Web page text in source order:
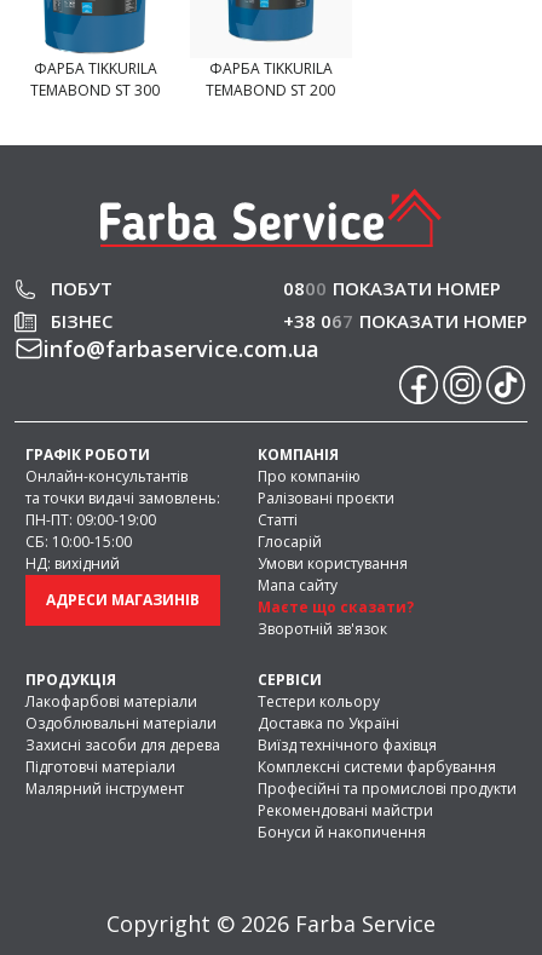
ФАРБА TIKKURILA
TEMABOND ST 300
ФАРБА TIKKURILA
TEMABOND ST 200
ПОБУТ 0800 ПОКАЗАТИ НОМЕР
БІЗНЕС
+38 067 ПОКАЗАТИ НОМЕР
info@farbaservice.com.ua
КОМПАНІЯ
Про компанію
Ралізовані проєкти
Статті
Глосарій
Умови користування
Мапа сайту
Маєте що сказати?
Зворотній зв'язок
ПРОДУКЦІЯ
Лакофарбові матеріали
Оздоблювальні матеріали
Захисні засоби для дерева
Підготовчі матеріали
Малярний інструмент
СЕРВІСИ
Тестери кольору
Доставка по Україні
Виїзд технічного фахівця
Комплексні системи фарбування
Професійні та промислові продукти
Рекомендовані майстри
Бонуси й накопичення
ГРАФІК РОБОТИ
Онлайн-консультантів
та точки видачі замовлень:
ПН-ПТ: 09:00-19:00
СБ: 10:00-15:00
НД: вихідний
АДРЕСИ МАГАЗИНІВ
Copyright © 2026 Farba Service